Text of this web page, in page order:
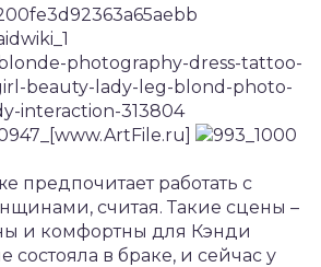
предпочитает работать с
считая. Такие сцены –
и комфортны для Кэнди
состояла в браке, и сейчас у